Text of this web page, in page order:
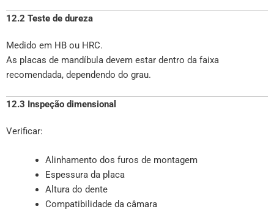
12.2 Teste de dureza
Medido em HB ou HRC.
As placas de mandíbula devem estar dentro da faixa
recomendada, dependendo do grau.
12.3 Inspeção dimensional
Verificar:
Alinhamento dos furos de montagem
Espessura da placa
Altura do dente
Compatibilidade da câmara